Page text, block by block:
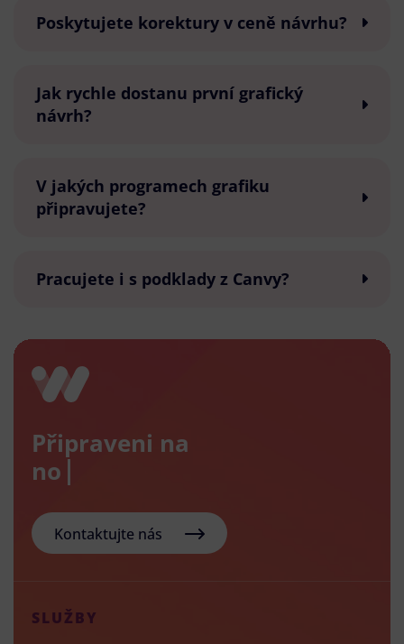
Poskytujete korektury v ceně návrhu?
Jak rychle dostanu první grafický
návrh?
V jakých programech grafiku
připravujete?
Pracujete i s podklady z Canvy?
Připraveni na
nový e-
Kontaktujte nás
SLUŽBY